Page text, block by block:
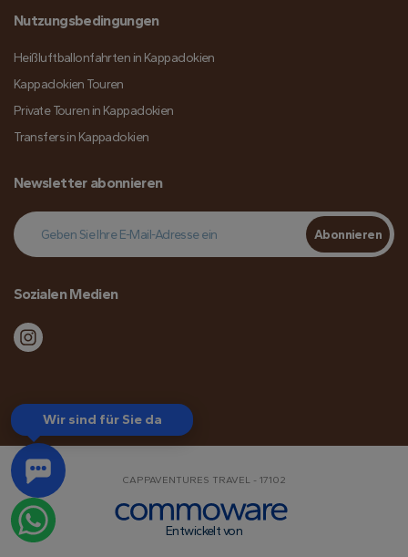
Nutzungsbedingungen
Heißluftballonfahrten in Kappadokien
Kappadokien Touren
Private Touren in Kappadokien
Transfers in Kappadokien
Newsletter abonnieren
Abonnieren
Sozialen Medien
CAPPAVENTURES TRAVEL - 17102
Entwickelt von
Wir sind für Sie da